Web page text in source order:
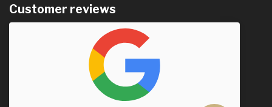
Customer reviews